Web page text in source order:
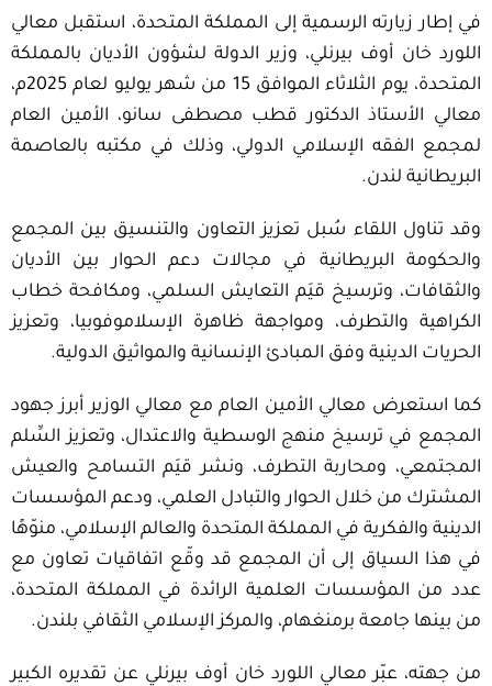
في إطار زيارته الرسمية إلى المملكة المتحدة، استقبل معالي
اللورد خان أوف بيرنلي، وزير الدولة لشؤون الأديان بالمملكة
المتحدة، يوم الثلاثاء الموافق 15 من شهر يوليو لعام 2025م،
معالي الأستاذ الدكتور قطب مصطفى سانو، الأمين العام
لمجمع الفقه الإسلامي الدولي، وذلك في مكتبه بالعاصمة
البريطانية لندن.
وقد تناول اللقاء سُبل تعزيز التعاون والتنسيق بين المجمع
والحكومة البريطانية في مجالات دعم الحوار بين الأديان
والثقافات، وترسيخ قيَم التعايش السلمي، ومكافحة خطاب
الكراهية والتطرف، ومواجهة ظاهرة الإسلاموفوبيا، وتعزيز
الحريات الدينية وفق المبادئ الإنسانية والمواثيق الدولية.
كما استعرض معالي الأمين العام مع معالي الوزير أبرز جهود
المجمع في ترسيخ منهج الوسطية والاعتدال، وتعزيز السِّلم
المجتمعي، ومحاربة التطرف، ونشر قيَم التسامح والعيش
المشترك من خلال الحوار والتبادل العلمي، ودعم المؤسسات
الدينية والفكرية في المملكة المتحدة والعالم الإسلامي، منوّهًا
في هذا السياق إلى أن المجمع قد وقّع اتفاقيات تعاون مع
عدد من المؤسسات العلمية الرائدة في المملكة المتحدة،
من بينها جامعة برمنغهام، والمركز الإسلامي الثقافي بلندن.
من جهته، عبّر معالي اللورد خان أوف بيرنلي عن تقديره الكبير